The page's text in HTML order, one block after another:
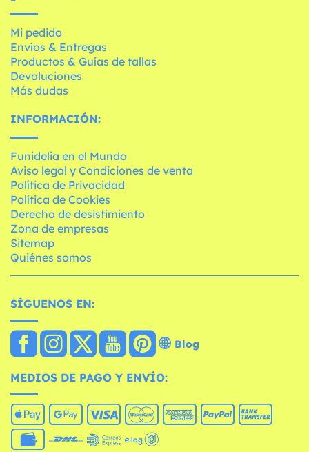
Mi pedido
Envíos & Entregas
Productos & Guías de tallas
Devoluciones
Más dudas
INFORMACIÓN:
Funidelia en el Mundo
Aviso legal y Condiciones de venta
Política de Privacidad
Política de Cookies
Derecho de desistimiento
Zona de empresas
Sitemap
Quiénes somos
SÍGUENOS EN:
Blog
MEDIOS DE PAGO Y ENVÍO: